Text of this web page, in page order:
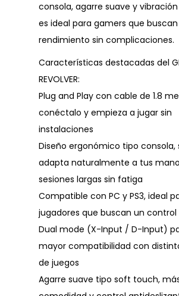
consola, agarre suave y
es ideal para gamers que buscan
rendimiento sin complicaciones.
Características destacadas del
REVOLVER:
Plug and Play con cable de 1.8
conéctalo y empieza a jugar sin
instalaciones
Diseño ergonómico tipo consola,
adapta naturalmente a tus
sesiones largas sin fatiga
Compatible con PC y PS3, ideal
jugadores que buscan un control
Dual mode (X-Input / D-Input)
mayor compatibilidad con
de juegos
Agarre suave tipo soft touch,